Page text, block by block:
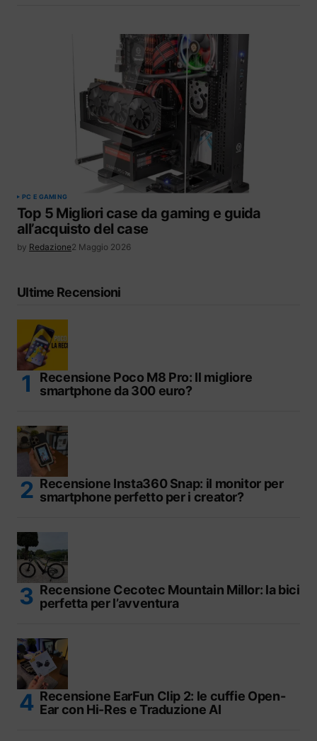
PC E GAMING
Top 5 Migliori case da gaming e guida
all’acquisto del case
by Redazione2 Maggio 2026
Ultime Recensioni
Recensione Poco M8 Pro: Il migliore
smartphone da 300 euro?
Recensione Insta360 Snap: il monitor per
smartphone perfetto per i creator?
Recensione Cecotec Mountain Millor: la bici
perfetta per l’avventura
Recensione EarFun Clip 2: le cuffie Open-
Ear con Hi-Res e Traduzione AI